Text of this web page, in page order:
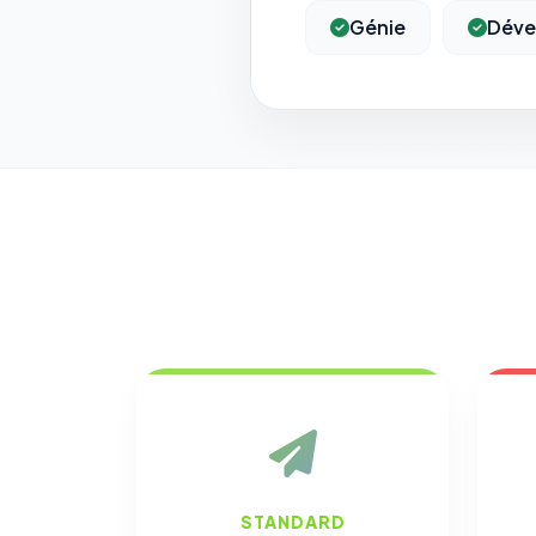
Génie
STANDARD